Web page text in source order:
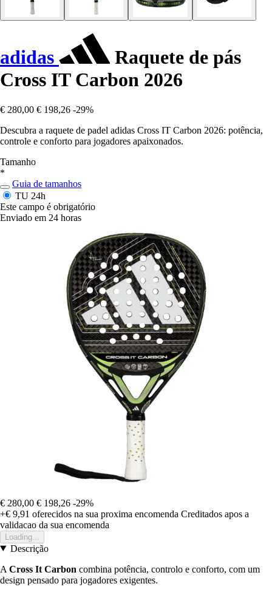
adidas
Raquete de pás
Cross IT Carbon 2026
€ 280,00 € 198,26 -29%
Descubra a raquete de padel adidas Cross IT Carbon 2026: potência,
controle e conforto para jogadores apaixonados.
Tamanho
*
Guia de tamanhos
TU 24h
Este campo é obrigatório
Enviado em 24 horas
€ 280,00 € 198,26 -29%
+€ 9,91 oferecidos na sua proxima encomenda Creditados apos a
validacao da sua encomenda
Loading...
Descrição
A Cross It Carbon combina potência, controlo e conforto, com um
design pensado para jogadores exigentes.